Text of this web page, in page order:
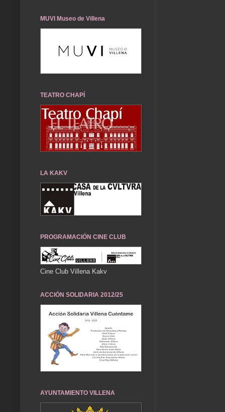
MUVI Museo de Villena
TEATRO CHAPÍ
LA KAKV
PROGRAMACIÓN CINE CLUB
Cine Club Villena Kakv
ACCIÓN SOLIDARIA 2012/25
AYUNTAMIENTO VILLENA